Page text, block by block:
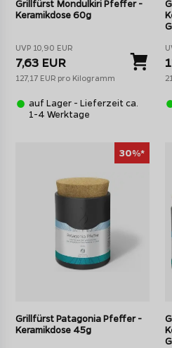
Grillfürst Mondulkiri Pfeffer -
Keramikdose 60g
UVP 10,90 EUR
7,63 EUR
127,17 EUR pro Kilogramm
auf Lager - Lieferzeit ca.
1-4 Werktage
30%*
Grillfürst Patagonia Pfeffer -
Keramikdose 45g